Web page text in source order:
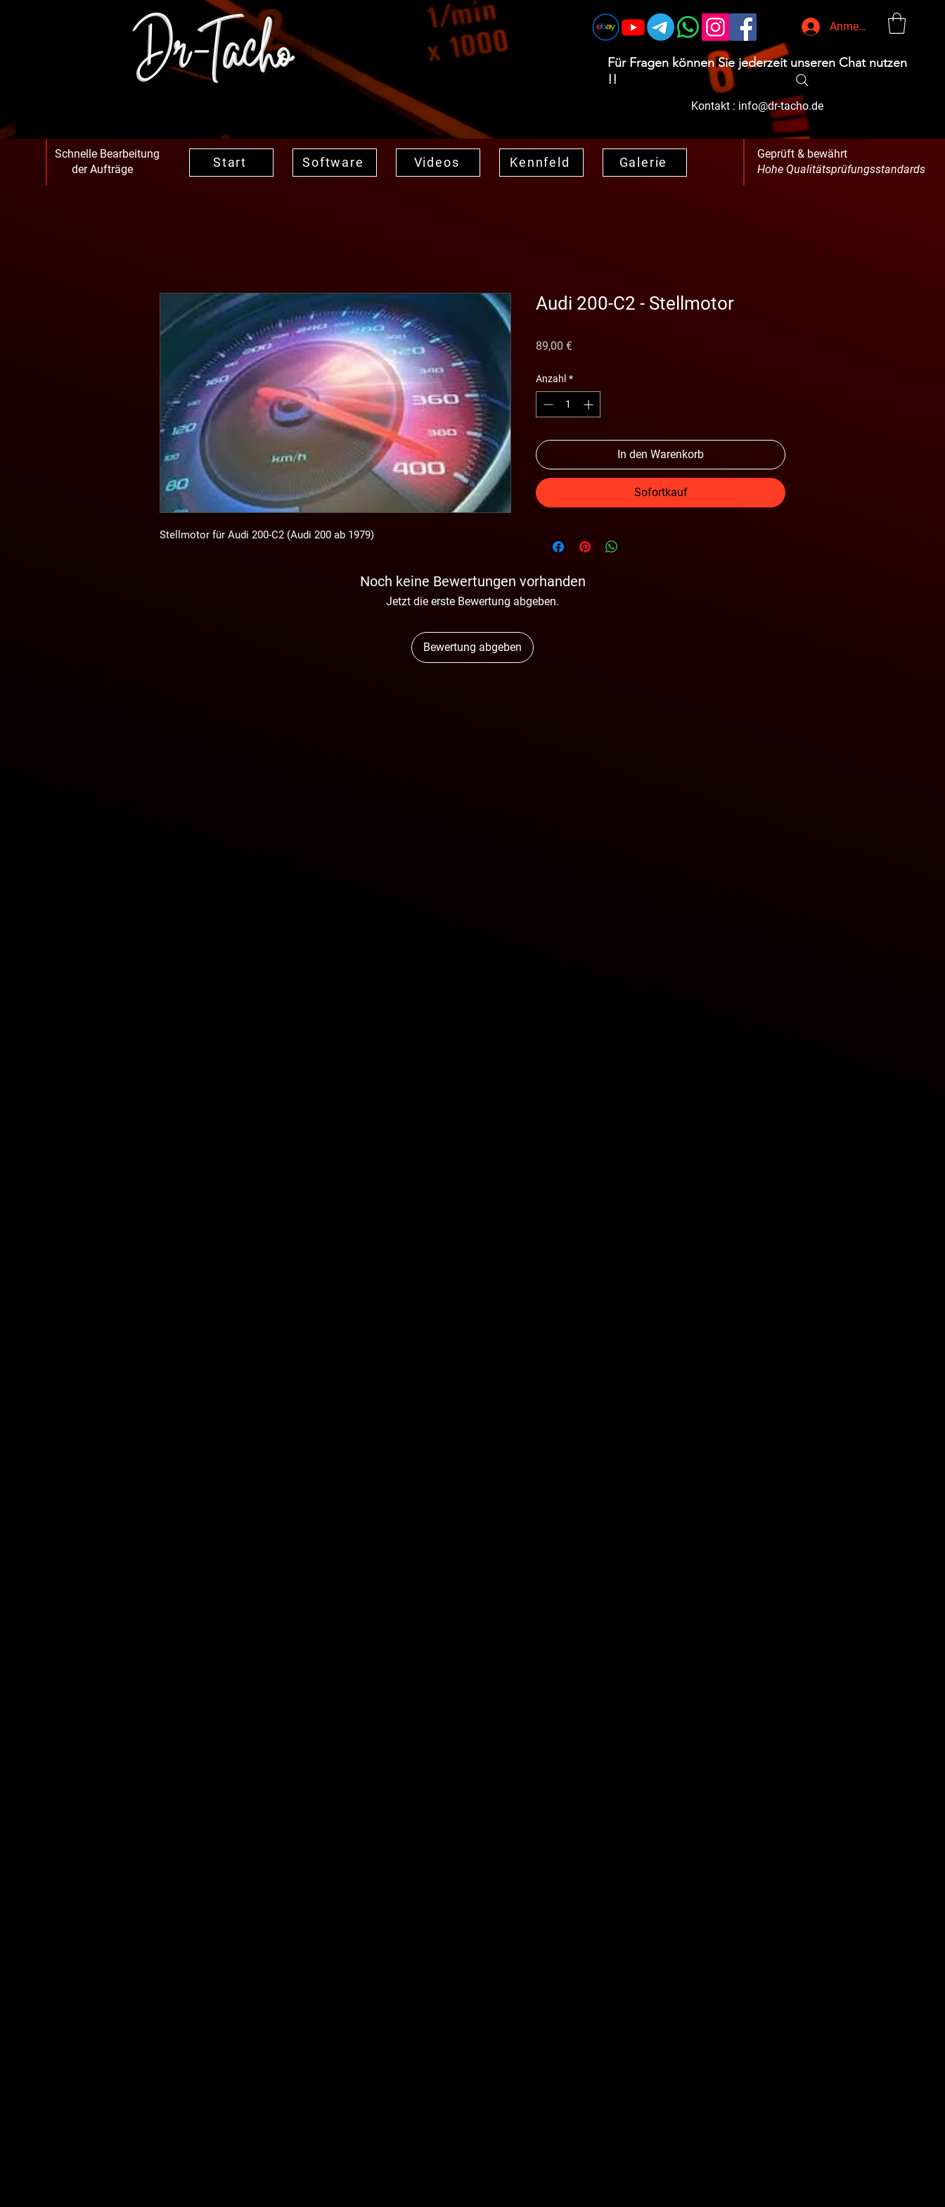
Anmelden
Für Fragen können Sie jederzeit unseren Chat nutzen
!!
Kontakt : info@dr-tacho.de
Schnelle Bearbeitung
der Aufträge
Start Software Videos Kennfeld Galerie
Geprüft & bewährt
Hohe Qualitätsprüfungsstandards
Stellmotor für Audi 200-C2 (Audi 200 ab 1979)
Audi 200-C2 - Stellmotor
89,00 €Preis
Anzahl *
In den Warenkorb
Sofortkauf
Noch keine Bewertungen vorhanden
Jetzt die erste Bewertung abgeben.
Bewertung abgeben